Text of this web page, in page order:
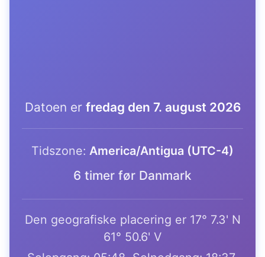
Datoen er fredag den 7. august 2026
Tidszone: America/Antigua (UTC-4)
6 timer før Danmark
Den geografiske placering er 17° 7.3' N
61° 50.6' V